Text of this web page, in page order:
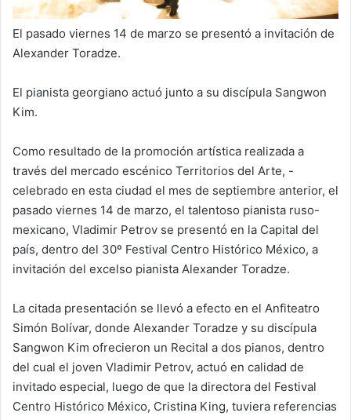
El pasado viernes 14 de marzo se presentó a invitación de
Alexander Toradze.
El pianista georgiano actuó junto a su discípula Sangwon
Kim.
Como resultado de la promoción artística realizada a
través del mercado escénico Territorios del Arte, -
celebrado en esta ciudad el mes de septiembre anterior, el
pasado viernes 14 de marzo, el talentoso pianista ruso-
mexicano, Vladimir Petrov se presentó en la Capital del
país, dentro del 30º Festival Centro Histórico México, a
invitación del excelso pianista Alexander Toradze.
La citada presentación se llevó a efecto en el Anfiteatro
Simón Bolívar, donde Alexander Toradze y su discípula
Sangwon Kim ofrecieron un Recital a dos pianos, dentro
del cual el joven Vladimir Petrov, actuó en calidad de
invitado especial, luego de que la directora del Festival
Centro Histórico México, Cristina King, tuviera referencias